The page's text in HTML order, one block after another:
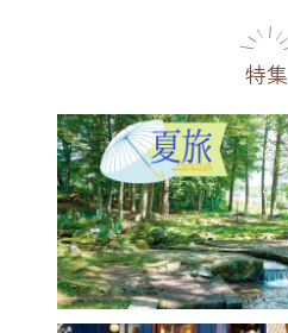
名所・旧跡 温泉・スパ
特集